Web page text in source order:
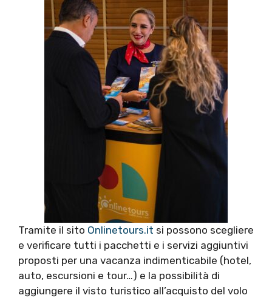
Tramite il sito Onlinetours.it si possono scegliere
e verificare tutti i pacchetti e i servizi aggiuntivi
proposti per una vacanza indimenticabile (hotel,
auto, escursioni e tour…) e la possibilità di
aggiungere il visto turistico all’acquisto del volo